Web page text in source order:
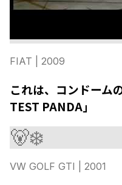
FIAT | 2009
これは、コンドーム
TEST PANDA」
🐻‍❄️
VW GOLF GTI | 2001